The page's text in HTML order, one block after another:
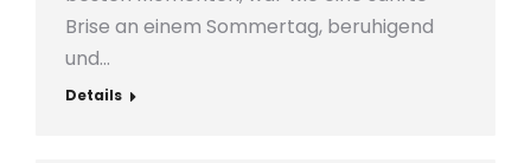
Brise an einem Sommertag, beruhigend
und…
Details